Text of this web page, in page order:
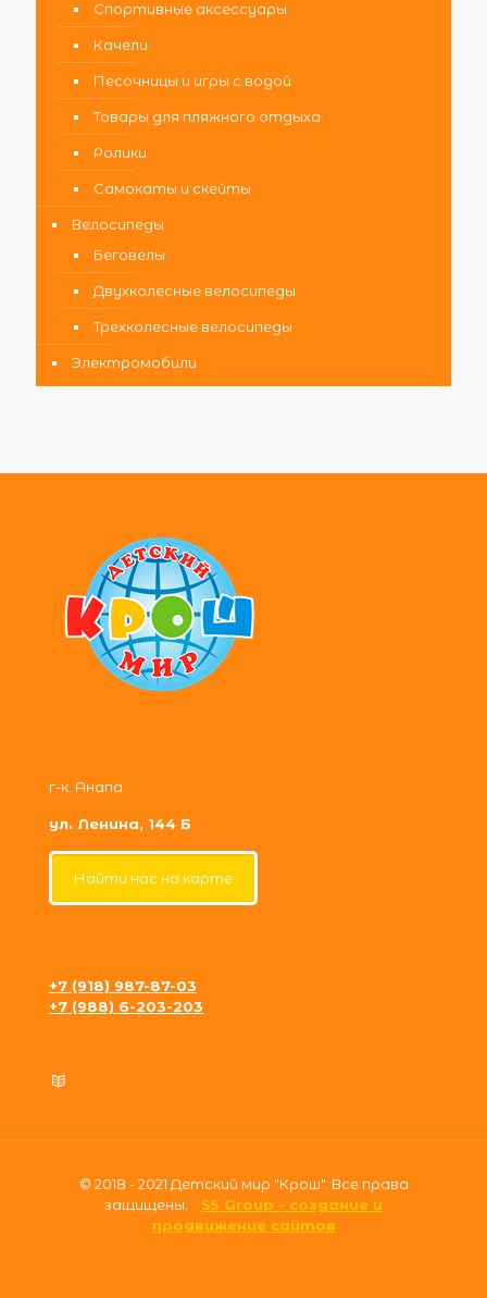
Спортивные аксессуары
Качели
Песочницы и игры с водой
Товары для пляжного отдыха
Ролики
Самокаты и скейты
Велосипеды
Беговелы
Двухколесные велосипеды
Трехколесные велосипеды
Электромобили
г-к. Анапа
ул. Ленина, 144 Б
Найти нас на карте
+7 (918) 987-87-03
+7 (988) 6-203-203
© 2018 - 2021 Детский мир "Крош". Все права
защищены. S5 Group - создание и
продвижение сайтов